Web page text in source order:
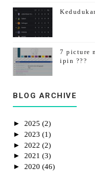
7 picture
ipin ???
1st
BLOG ARCHIVE
► 2025 (2)
► 2023 (1)
► 2022 (2)
► 2021 (3)
► 2020 (46)